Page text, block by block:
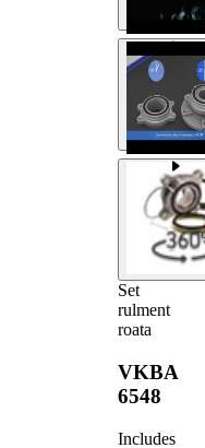
Set
rulment
roata
VKBA
6548
Includes